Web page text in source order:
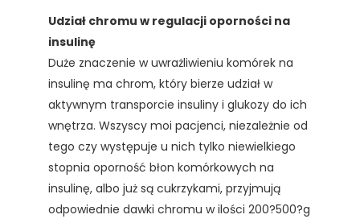
Udział chromu w regulacji oporności na
insulinę
Duże znaczenie w uwrażliwieniu komórek na
insulinę ma chrom, który bierze udział w
aktywnym transporcie insuliny i glukozy do ich
wnętrza. Wszyscy moi pacjenci, niezależnie od
tego czy występuje u nich tylko niewielkiego
stopnia oporność błon komórkowych na
insulinę, albo już są cukrzykami, przyjmują
odpowiednie dawki chromu w ilości 200?500?g